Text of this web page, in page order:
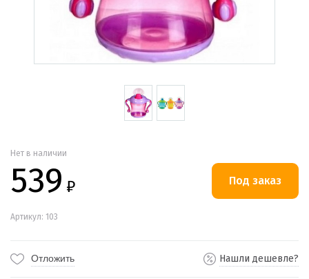
Нет в наличии
539 ₽
Артикул: 103
Отложить Нашли дешевле?